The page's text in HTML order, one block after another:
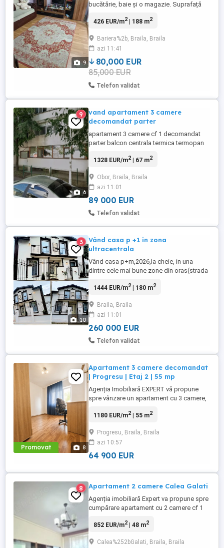
9
bucătărie, baie și o magazie. Suprafață
mp. Toate utilitățile : centrală pe gaze,
stradă asfaltată. Construcția este un
amestec de paiantă și caramidă și este
utilizată. Are ...
426 EUR/m2| 188 m2
Bariera%2b, Braila, Braila
azi 11:41
80,000 EUR
85,000 EUR
Telefon validat
6
9
vand apartament 3 camere
decomandat parter
apartament 3 camere cf 1 decomandat
parter balcon centrala termica termopan
refacuta complet izolat exterior polistiren
acte la zi in cartier obor
1328 EUR/m2| 67 m2
Obor, Braila, Braila
azi 11:01
89 000 EUR
Telefon validat
10
3
Vând casa p +1 in zona
ultracentrala
Vând casa p+m,2026,la cheie, in una
dintre cele mai bune zone din oras(strada
istoric..Este construita pe un teren de
împrejmuit cu gard de beton si fier forjat,si
este racordata la toate utilitatile. . Casa are
o suprafață ...
1444 EUR/m2| 180 m2
Braila, Braila
azi 11:01
260 000 EUR
Telefon validat
Promovat 8
Apartament 3 camere decomandat
| Progresu | Etaj 2 | 55 mp
Agenția Imobiliară EXPERT vă propune
spre vânzare un apartament cu 3 camere,
Progresu, într-o zonă liniștită.
4 și are o suprafață de 55 mp. Dotări și
caracteristici: centrală termică; ferestre cu
tâmplărie PVC și geam ...
1180 EUR/m2| 55 m2
Progresu, Braila, Braila
azi 10:57
64 900 EUR
8 Apartament 2 camere Calea Galati
Agenția imobiliară Expert va propune spre
cumpărare apartament cu 2 camere cf 1
aproape de maternitate Etaj 3 din 4
balcon închis în termopan Parchet Liber
852 EUR/m2| 48 m2
Calea%252bGalati, Braila, Braila